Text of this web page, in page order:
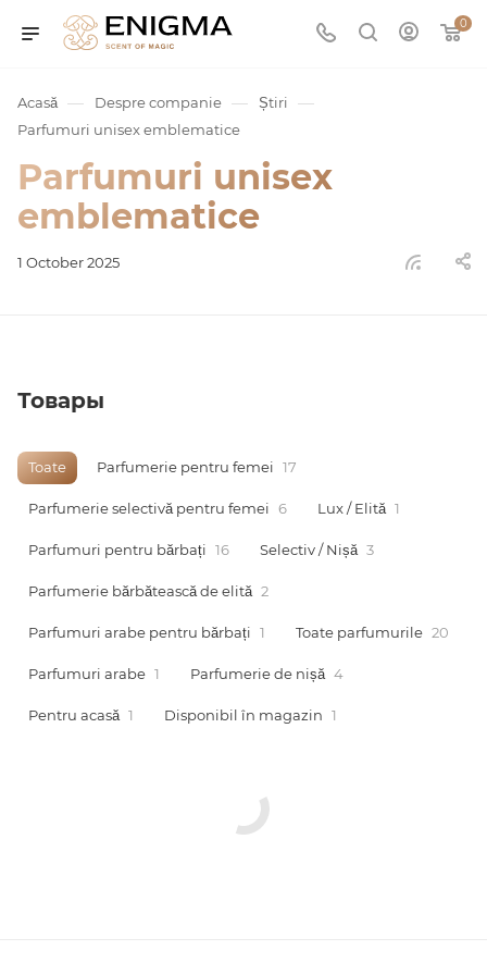
0
Acasă — Despre companie — Știri —
Parfumuri unisex emblematice
Parfumuri unisex
emblematice
1 October 2025
Товары
Toate Parfumerie pentru femei 17
Parfumerie selectivă pentru femei 6 Lux / Elită 1
Parfumuri pentru bărbați 16 Selectiv / Nișă 3
Parfumerie bărbătească de elită 2
Parfumuri arabe pentru bărbați 1 Toate parfumurile 20
Parfumuri arabe 1 Parfumerie de nișă 4
Pentru acasă 1 Disponibil în magazin 1